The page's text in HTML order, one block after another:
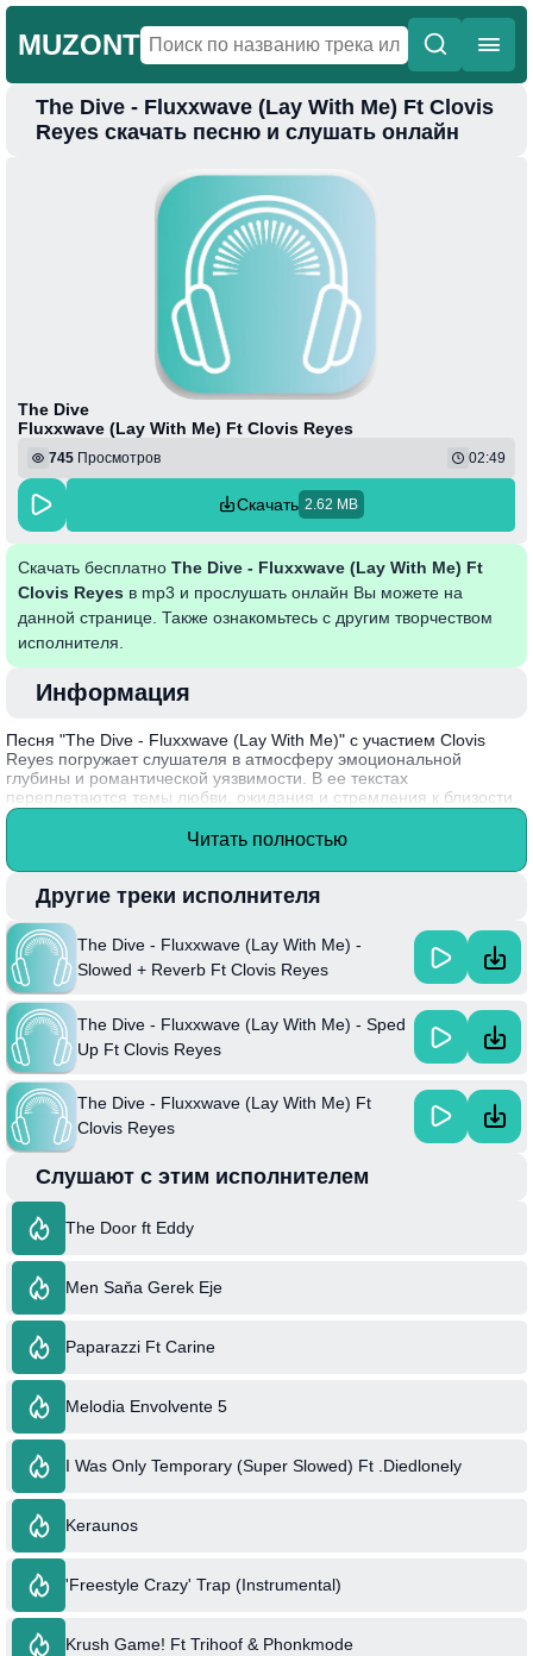
MUZONT
Главная
The Dive - Fluxxwave (Lay With Me) Ft Clovis
Reyes скачать песню и слушать онлайн
The Dive
Fluxxwave (Lay With Me) Ft Clovis Reyes
745 Просмотров 02:49
Скачать 2.62 MB
Скачать бесплатно The Dive - Fluxxwave (Lay With Me) Ft
Clovis Reyes в mp3 и прослушать онлайн Вы можете на
данной странице. Также ознакомьтесь с другим творчеством
исполнителя.
Информация
Песня "The Dive - Fluxxwave (Lay With Me)" с участием Clovis
Reyes погружает слушателя в атмосферу эмоциональной
глубины и романтической уязвимости. В ее текстах
переплетаются темы любви, ожидания и стремления к близости,
что создает атмосферу ностальгии и мечтательности. Звуковая
палитра композиции сочетает в себе современные электронные
контраст между внутренними переживаниями и внешним миром.
Композиция отражает стиль Fluxxwave, известного своими
экспериментами с электронным звучанием и атмосферными
мелодиями. Clovis Reyes, внесший свой уникальный вклад в
проект, помогает создать глубокую связь между слушателем и
музыкой, превращая песню в настоящую аудиовизуальную
историю.
Читать полностью
Другие треки исполнителя
The Dive - Fluxxwave (Lay With Me) -
Slowed + Reverb Ft Clovis Reyes
The Dive - Fluxxwave (Lay With Me) - Sped
Up Ft Clovis Reyes
The Dive - Fluxxwave (Lay With Me) Ft
Clovis Reyes
Слушают с этим исполнителем
The Door ft Eddy
Men Saňa Gerek Eje
Paparazzi Ft Carine
Melodia Envolvente 5
I Was Only Temporary (Super Slowed) Ft .Diedlonely
Keraunos
'Freestyle Crazy' Trap (Instrumental)
Krush Game! Ft Trihoof & Phonkmode